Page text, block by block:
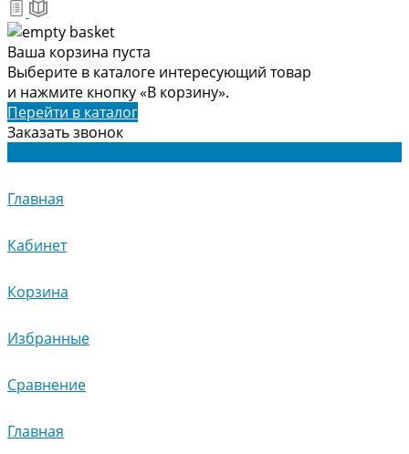
Ваша корзина пуста
Выберите в каталоге интересующий товар
и нажмите кнопку «В корзину».
Перейти в каталог
Заказать звонок
Главная
Кабинет
Корзина
Избранные
Сравнение
Главная